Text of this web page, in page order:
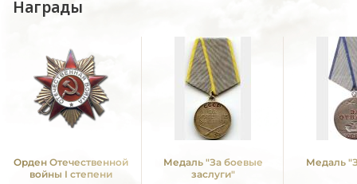
Награды
Орден Отечественной
войны I степени
Медаль "За боевые
заслуги"
Медаль